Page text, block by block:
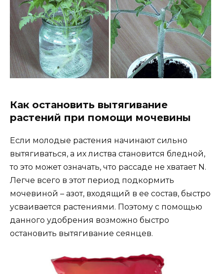
Как остановить вытягивание
растений при помощи мочевины
Если молодые растения начинают сильно
вытягиваться, а их листва становится бледной,
то это может означать, что рассаде не хватает N.
Легче всего в этот период подкормить
мочевиной – азот, входящий в ее состав, быстро
усваивается растениями. Поэтому с помощью
данного удобрения возможно быстро
остановить вытягивание сеянцев.